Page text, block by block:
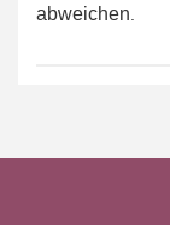
abweichen.